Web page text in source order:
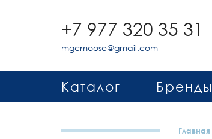
+7 977 320 35 31
mgcmoose@gmail.com
Каталог Бренды
Главная